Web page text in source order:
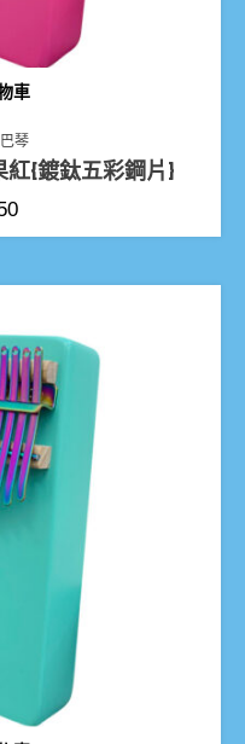
車
琴
{鍍鈦五彩鋼片}